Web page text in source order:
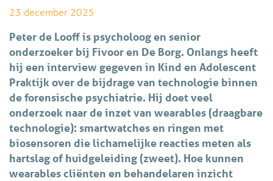
23 december 2025
Peter de Looff is psycholoog en senior
onderzoeker bij Fivoor en De Borg. Onlangs heeft
hij een interview gegeven in Kind en Adolescent
Praktijk over de bijdrage van technologie binnen
de forensische psychiatrie. Hij doet veel
onderzoek naar de inzet van wearables (draagbare
technologie): smartwatches en ringen met
biosensoren die lichamelijke reacties meten als
hartslag of huidgeleiding (zweet). Hoe kunnen
wearables cliënten en behandelaren inzicht